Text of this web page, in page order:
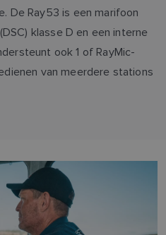
De Ray53 is een marifoon
klasse D en een interne
ook 1 of RayMic-
van meerdere stations